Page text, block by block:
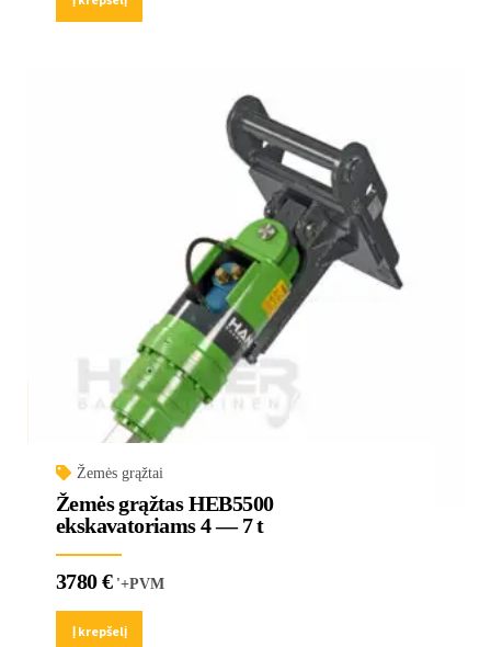
Žemės grąžtai
Žemės grąžtas HEB5500
ekskavatoriams 4 — 7 t
3780€'+PVM
Į krepšelį